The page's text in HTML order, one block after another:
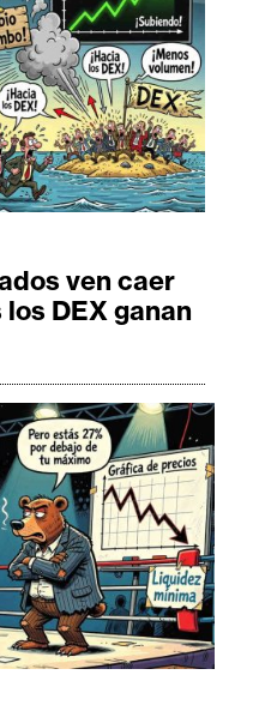
ven caer
DEX ganan